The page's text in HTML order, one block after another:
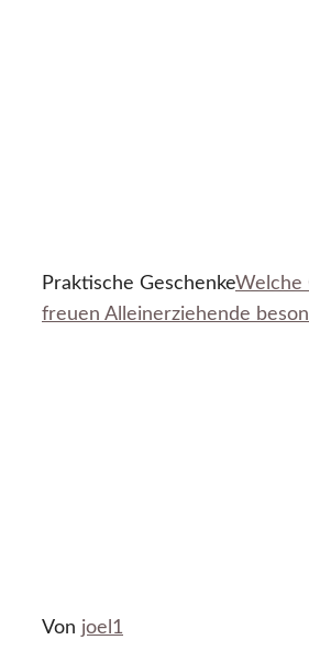
Praktische GeschenkeWelche
freuen Alleinerziehende
Von joel1